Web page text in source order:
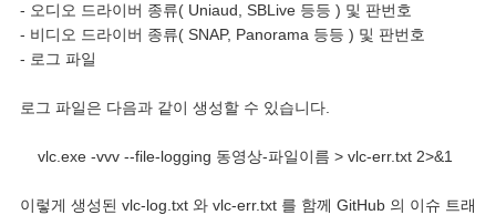
- 오디오 드라이버 종류( Uniaud, SBLive 등등 ) 및 판번호
- 비디오 드라이버 종류( SNAP, Panorama 등등 ) 및 판번호
- 로그 파일
로그 파일은 다음과 같이 생성할 수 있습니다.
vlc.exe -vvv --file-logging 동영상-파일이름 > vlc-err.txt 2>&1
이렇게 생성된 vlc-log.txt 와 vlc-err.txt 를 함께 GitHub 의 이슈 트래